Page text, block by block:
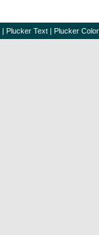
| Plucker Text | Plucker Color